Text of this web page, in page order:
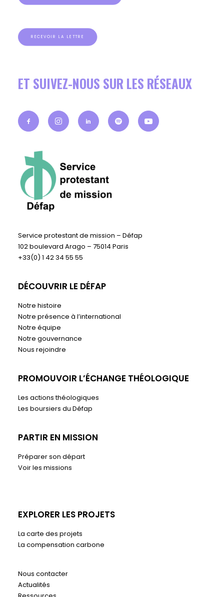
RECEVOIR LA LETTRE
ET SUIVEZ-NOUS SUR LES RÉSEAUX
Service protestant de mission – Défap
102 boulevard Arago – 75014 Paris
+33(0) 1 42 34 55 55
DÉCOUVRIR LE DÉFAP
Notre histoire
Notre présence à l’international
Notre équipe
Notre gouvernance
Nous rejoindre
PROMOUVOIR L’ÉCHANGE THÉOLOGIQUE
Les actions théologiques
Les boursiers du Défap
PARTIR EN MISSION
Préparer son départ
Voir les missions
EXPLORER LES PROJETS
La carte des projets
La compensation carbone
Nous contacter
Actualités